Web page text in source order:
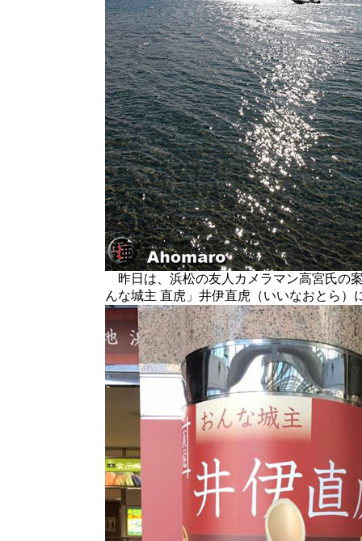
昨日は、浜松の友人カメラマン高宮氏の
んな城主 直虎」井伊直虎（いいなおとら